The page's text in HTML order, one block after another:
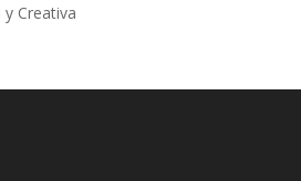
Creativa